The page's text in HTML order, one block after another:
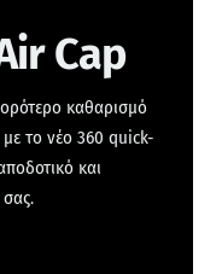
Cap
καθαρισμό
το νέο 360 quick-
και